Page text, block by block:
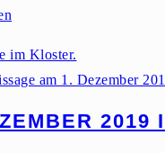
im Kloster.
2019